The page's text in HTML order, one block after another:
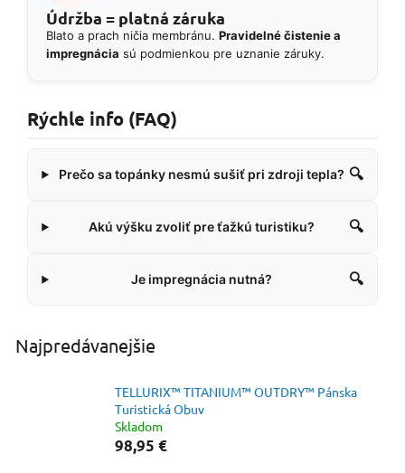
Údržba = platná záruka
Blato a prach ničia membránu.Pravidelné čistenie a
impregnácia sú podmienkou pre uznanie záruky.
Rýchle info (FAQ)
Prečo sa topánky nesmú sušiť pri zdroji tepla? 🔍
Akú výšku zvoliť pre ťažkú turistiku? 🔍
Je impregnácia nutná? 🔍
Najpredávanejšie
TELLURIX™ TITANIUM™ OUTDRY™ Pánska
Turistická Obuv
Skladom
98,95 €